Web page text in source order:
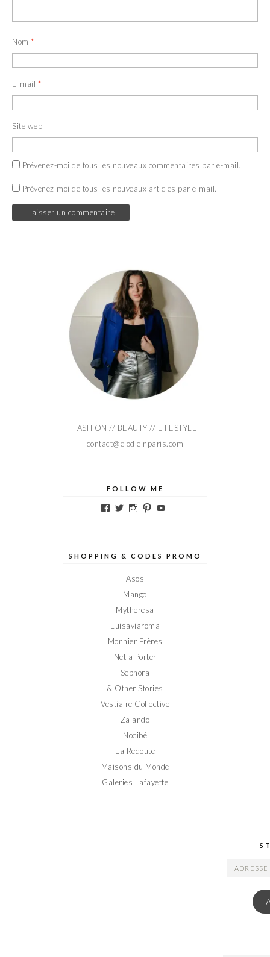
Nom *
E-mail *
Site web
Prévenez-moi de tous les nouveaux commentaires par e-mail.
Prévenez-moi de tous les nouveaux articles par e-mail.
FASHION // BEAUTY // LIFESTYLE
contact@elodieinparis.com
FOLLOW ME
Voir
sur
Voir
sur
Voir
sur
Voir
sur sur
SHOPPING & CODES PROMO
Asos
Mango
Mytheresa
Luisaviaroma
Monnier Frères
Net a Porter
Sephora
& Other Stories
Vestiaire Collective
Zalando
Nocibé
La Redoute
Maisons du Monde
Galeries Lafayette
ADRESSE